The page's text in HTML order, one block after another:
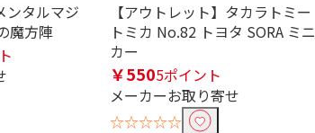
ンタルマジ
魔方陣
【アウトレット】タカラトミー
トミカ No.82 トヨタ SORA ミニ
カー
￥5505ポイント
メーカーお取り寄せ
☆☆☆☆☆